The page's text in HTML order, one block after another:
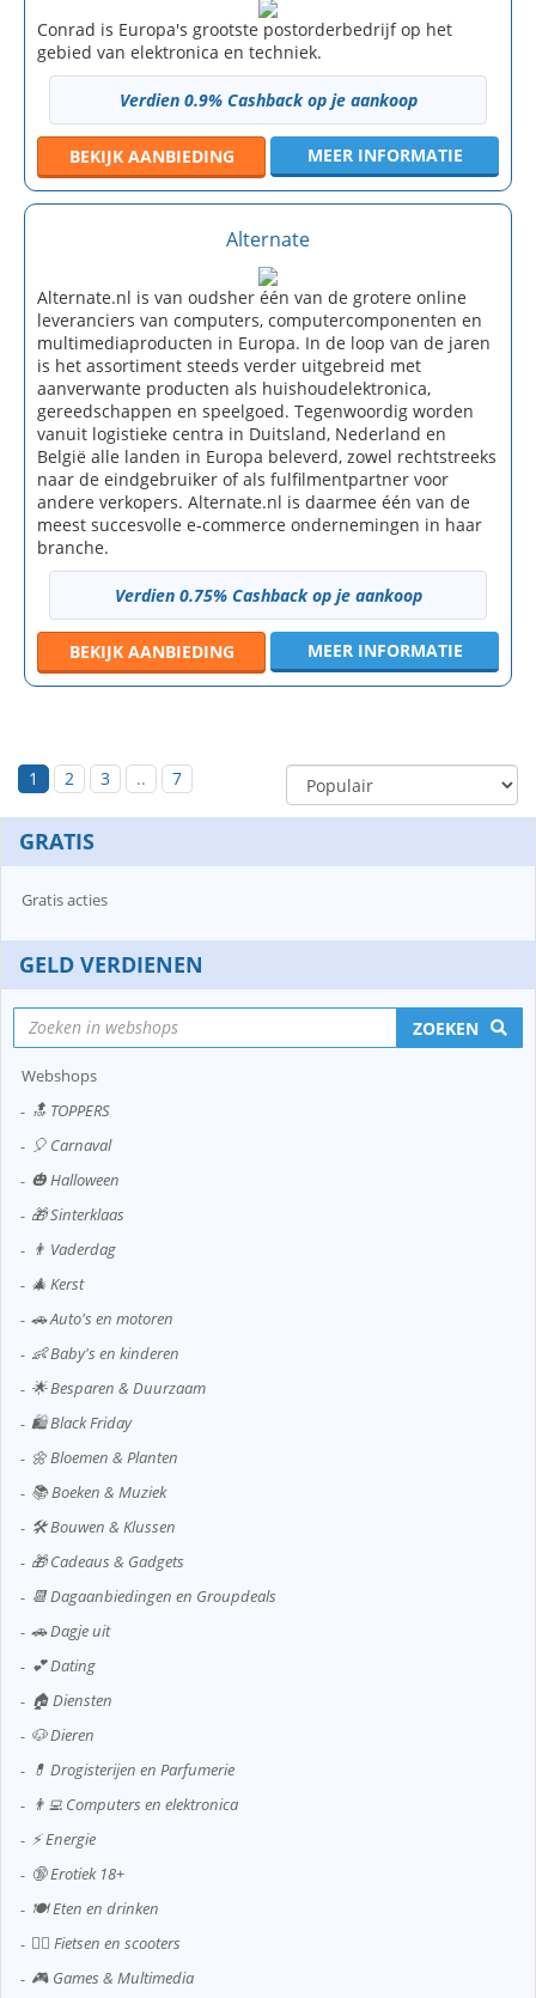
Conrad is Europa's grootste postorderbedrijf op het
gebied van elektronica en techniek.
Verdien 0.9% Cashback op je aankoop
BEKIJK AANBIEDING MEER INFORMATIE
Alternate
Alternate.nl is van oudsher één van de grotere online
leveranciers van computers, computercomponenten en
multimediaproducten in Europa. In de loop van de jaren
is het assortiment steeds verder uitgebreid met
aanverwante producten als huishoudelektronica,
gereedschappen en speelgoed. Tegenwoordig worden
vanuit logistieke centra in Duitsland, Nederland en
België alle landen in Europa beleverd, zowel rechtstreeks
naar de eindgebruiker of als fulfilmentpartner voor
andere verkopers. Alternate.nl is daarmee één van de
meest succesvolle e-commerce ondernemingen in haar
branche.
Verdien 0.75% Cashback op je aankoop
BEKIJK AANBIEDING MEER INFORMATIE
1 2 3 .. 7
GRATIS
Gratis acties
GELD VERDIENEN
ZOEKEN
Webshops
🔝 TOPPERS
🎈 Carnaval
🎃 Halloween
🎁 Sinterklaas
👨 Vaderdag
🎄 Kerst
🚗 Auto's en motoren
👶 Baby's en kinderen
🌟 Besparen & Duurzaam
🛍️ Black Friday
🌼 Bloemen & Planten
📚 Boeken & Muziek
🛠️ Bouwen & Klussen
🎁 Cadeaus & Gadgets
📆 Dagaanbiedingen en Groupdeals
🚗 Dagje uit
💕 Dating
🏠 Diensten
🐶 Dieren
💊 Drogisterijen en Parfumerie
👨‍💻 Computers en elektronica
⚡ Energie
🔞 Erotiek 18+
🍽️ Eten en drinken
🚴‍♂️ Fietsen en scooters
🎮 Games & Multimedia